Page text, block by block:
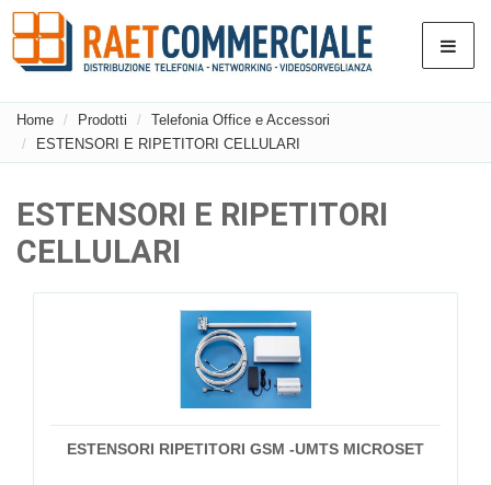
Home Prodotti
Telefonia Office e Accessori
ESTENSORI E RIPETITORI CELLULARI
ESTENSORI E RIPETITORI
CELLULARI
ESTENSORI RIPETITORI GSM -UMTS MICROSET